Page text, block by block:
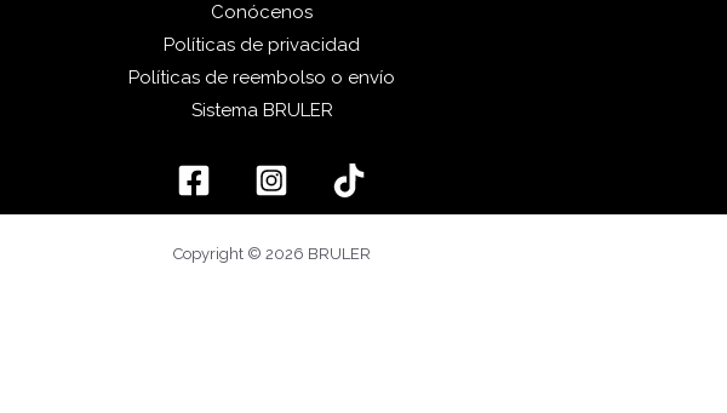
Conócenos
Políticas de privacidad
Políticas de reembolso o envío
Sistema BRULER
Copyright © 2026 BRULER